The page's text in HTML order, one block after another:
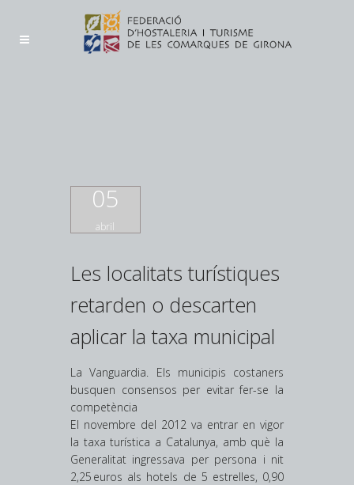
05
abril
Les localitats turístiques
retarden o descarten
aplicar la taxa municipal
La Vanguardia. Els municipis costaners
busquen consensos per evitar fer-se la
competència
El novembre del 2012 va entrar en vigor
la taxa turística a Catalunya, amb què la
Generalitat ingressava per persona i nit
2,25 euros als hotels de 5 estrelles, 0,90